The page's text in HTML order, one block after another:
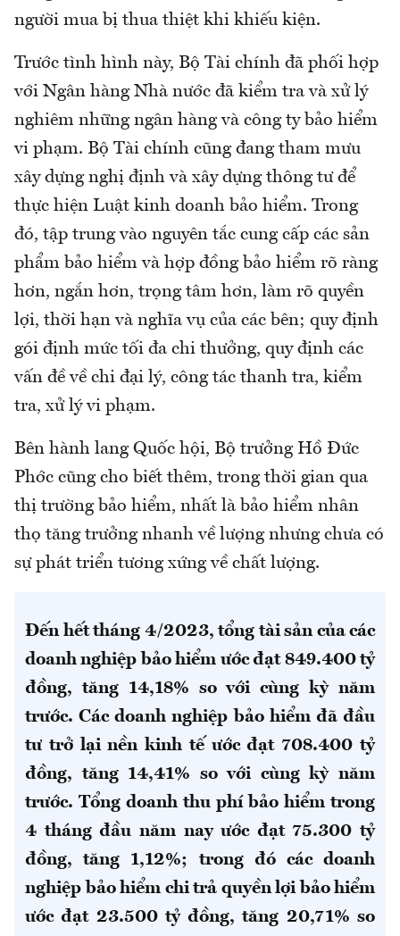
người mua bị thua thiệt khi khiếu kiện.
Trước tình hình này, Bộ Tài chính đã phối hợp
với Ngân hàng Nhà nước đã kiểm tra và xử lý
nghiêm những ngân hàng và công ty bảo hiểm
vi phạm. Bộ Tài chính cũng đang tham mưu
xây dựng nghị định và xây dựng thông tư để
thực hiện Luật kinh doanh bảo hiểm. Trong
đó, tập trung vào nguyên tắc cung cấp các sản
phẩm bảo hiểm và hợp đồng bảo hiểm rõ ràng
hơn, ngắn hơn, trọng tâm hơn, làm rõ quyền
lợi, thời hạn và nghĩa vụ của các bên; quy định
gói định mức tối đa chi thưởng, quy định các
vấn đề về chi đại lý, công tác thanh tra, kiểm
tra, xử lý vi phạm.
Bên hành lang Quốc hội, Bộ trưởng Hồ Đức
Phớc cũng cho biết thêm, trong thời gian qua
thị trường bảo hiểm, nhất là bảo hiểm nhân
thọ tăng trưởng nhanh về lượng nhưng chưa có
sự phát triển tương xứng về chất lượng.
Đến hết tháng 4/2023, tổng tài sản của các
doanh nghiệp bảo hiểm ước đạt 849.400 tỷ
đồng, tăng 14,18% so với cùng kỳ năm
trước. Các doanh nghiệp bảo hiểm đã đầu
tư trở lại nền kinh tế ước đạt 708.400 tỷ
đồng, tăng 14,41% so với cùng kỳ năm
trước. Tổng doanh thu phí bảo hiểm trong
4 tháng đầu năm nay ước đạt 75.300 tỷ
đồng, tăng 1,12%; trong đó các doanh
nghiệp bảo hiểm chi trả quyền lợi bảo hiểm
ước đạt 23.500 tỷ đồng, tăng 20,71% so